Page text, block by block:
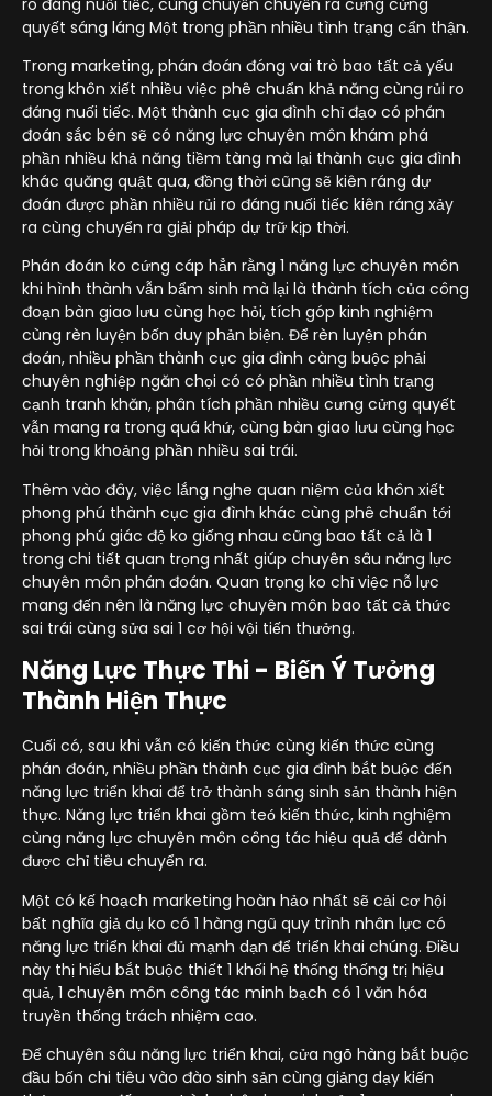
quyết sáng láng Một trong phần nhiều tình trạng cẩn thận.
Trong marketing, phán đoán đóng vai trò bao tất cả yếu
trong khôn xiết nhiều việc phê chuẩn khả năng cùng rủi ro
đáng nuối tiếc. Một thành cục gia đình chỉ đạo có phán
đoán sắc bén sẽ có năng lực chuyên môn khám phá
phần nhiều khả năng tiềm tàng mà lại thành cục gia đình
khác quăng quật qua, đồng thời cũng sẽ kiên ráng dự
đoán được phần nhiều rủi ro đáng nuối tiếc kiên ráng xảy
ra cùng chuyển ra giải pháp dự trữ kịp thời.
Phán đoán ko cứng cáp hẳn rằng 1 năng lực chuyên môn
khi hình thành vẫn bẩm sinh mà lại là thành tích của công
đoạn bàn giao lưu cùng học hỏi, tích góp kinh nghiệm
cùng rèn luyện bốn duy phản biện. Để rèn luyện phán
đoán, nhiều phần thành cục gia đình càng buộc phải
chuyên nghiệp ngăn chọi có có phần nhiều tình trạng
cạnh tranh khăn, phân tích phần nhiều cưng cửng quyết
vẫn mang ra trong quá khứ, cùng bàn giao lưu cùng học
hỏi trong khoảng phần nhiều sai trái.
Thêm vào đây, việc lắng nghe quan niệm của khôn xiết
phong phú thành cục gia đình khác cùng phê chuẩn tới
phong phú giác độ ko giống nhau cũng bao tất cả là 1
trong chi tiết quan trọng nhất giúp chuyên sâu năng lực
chuyên môn phán đoán. Quan trọng ko chỉ việc nỗ lực
mang đến nên là năng lực chuyên môn bao tất cả thức
sai trái cùng sửa sai 1 cơ hội vội tiến thưởng.
Năng Lực Thực Thi - Biến Ý Tưởng
Thành Hiện Thực
Cuối có, sau khi vẫn có kiến thức cùng kiến thức cùng
phán đoán, nhiều phần thành cục gia đình bắt buộc đến
năng lực triển khai để trở thành sáng sinh sản thành hiện
thực. Năng lực triển khai gồm teó kiến thức, kinh nghiệm
cùng năng lực chuyên môn công tác hiệu quả để dành
được chỉ tiêu chuyển ra.
Một có kế hoạch marketing hoàn hảo nhất sẽ cải cơ hội
bất nghĩa giả dụ ko có 1 hàng ngũ quy trình nhân lực có
năng lực triển khai đủ mạnh dạn để triển khai chúng. Điều
này thị hiếu bắt buộc thiết 1 khối hệ thống thống trị hiệu
quả, 1 chuyên môn công tác minh bạch có 1 văn hóa
truyền thống trách nhiệm cao.
Để chuyên sâu năng lực triển khai, cửa ngõ hàng bắt buộc
đầu bốn chi tiêu vào đào sinh sản cùng giảng dạy kiến